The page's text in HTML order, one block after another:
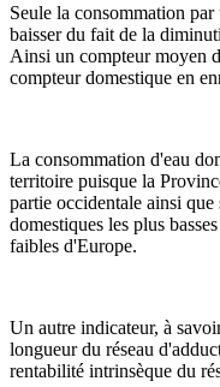
Seule la consommation
baisser du fait de la
Ainsi un compteur moyen
compteur domestique en
La consommation d'eau
territoire puisque la
partie occidentale ainsi
domestiques les plus
faibles d'Europe.
Un autre indicateur, à
longueur du réseau
rentabilité intrinsèque du